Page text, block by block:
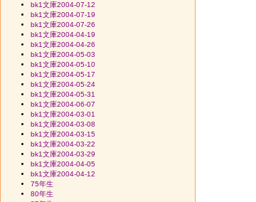
bk1文庫2004-07-12
bk1文庫2004-07-19
bk1文庫2004-07-26
bk1文庫2004-04-19
bk1文庫2004-04-26
bk1文庫2004-05-03
bk1文庫2004-05-10
bk1文庫2004-05-17
bk1文庫2004-05-24
bk1文庫2004-05-31
bk1文庫2004-06-07
bk1文庫2004-03-01
bk1文庫2004-03-08
bk1文庫2004-03-15
bk1文庫2004-03-22
bk1文庫2004-03-29
bk1文庫2004-04-05
bk1文庫2004-04-12
75年生
80年生